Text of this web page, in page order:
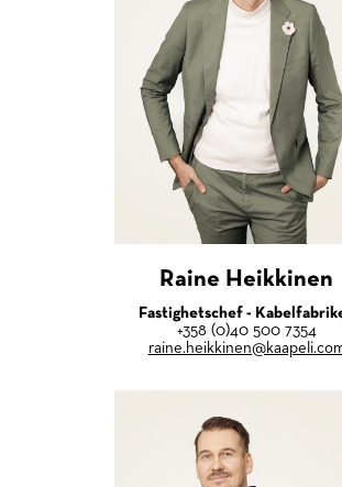
Raine Heikkinen
Fastighetschef -
+358 (0)40 500 7354